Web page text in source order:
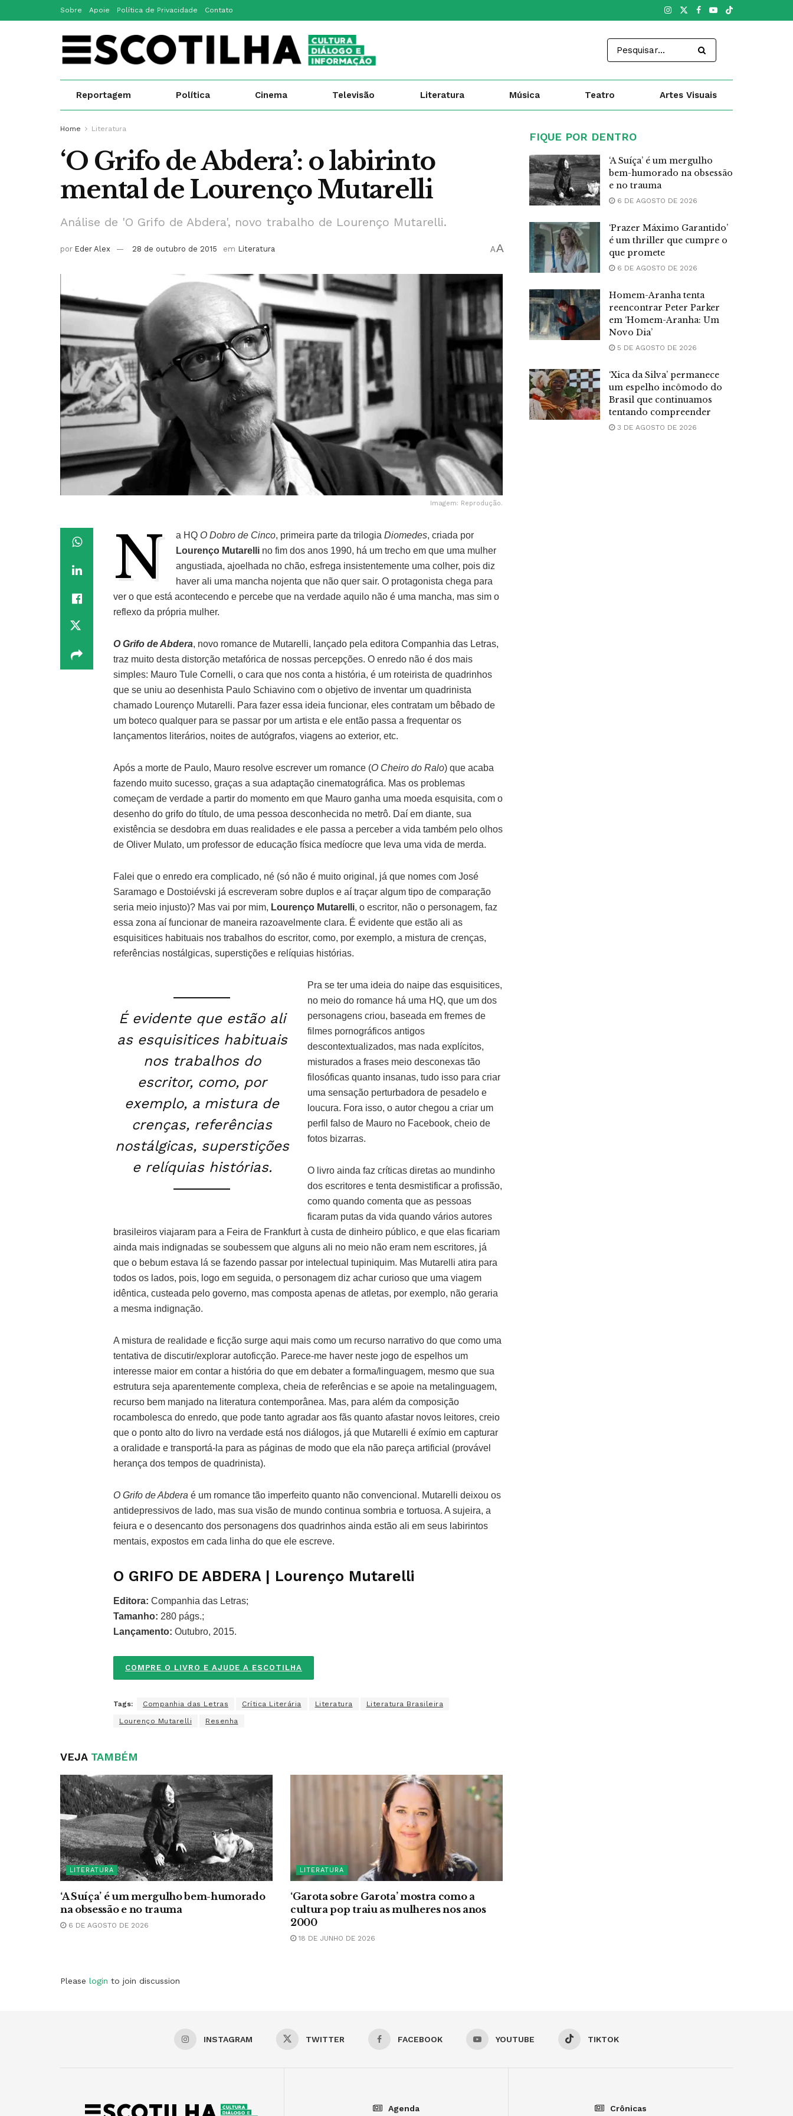
Sobre Apoie Política de Privacidade Contato
Reportagem Política Cinema Televisão Literatura Música Teatro Artes Visuais
Home Literatura
‘O Grifo de Abdera’: o labirinto
mental de Lourenço Mutarelli
Análise de 'O Grifo de Abdera', novo trabalho de Lourenço Mutarelli.
por Eder Alex 28 de outubro de 2015 em Literatura AA
Imagem: Reprodução.
N a HQ O Dobro de Cinco, primeira parte da trilogiaDiomedes, criada por
Lourenço Mutarelli no fim dos anos 1990, há um trecho em que uma mulher
angustiada, ajoelhada no chão, esfrega insistentemente uma colher, pois diz
haver ali uma mancha nojenta que não quer sair. O protagonista chega para
ver o que está acontecendo e percebe que na verdade aquilo não é uma mancha, mas sim o
reflexo da própria mulher.
O Grifo de Abdera, novo romance de Mutarelli, lançado pela editora Companhia das Letras,
traz muito desta distorção metafórica de nossas percepções. O enredo não é dos mais
simples: Mauro Tule Cornelli, o cara que nos conta a história, é um roteirista de quadrinhos
que se uniu ao desenhista Paulo Schiavino com o objetivo de inventar um quadrinista
chamado Lourenço Mutarelli. Para fazer essa ideia funcionar, eles contratam um bêbado de
um boteco qualquer para se passar por um artista e ele então passa a frequentar os
lançamentos literários, noites de autógrafos, viagens ao exterior, etc.
Após a morte de Paulo, Mauro resolve escrever um romance (O Cheiro do Ralo) que acaba
fazendo muito sucesso, graças a sua adaptação cinematográfica. Mas os problemas
começam de verdade a partir do momento em que Mauro ganha uma moeda esquisita, com o
desenho do grifo do título, de uma pessoa desconhecida no metrô. Daí em diante, sua
existência se desdobra em duas realidades e ele passa a perceber a vida também pelo olhos
de Oliver Mulato, um professor de educação física medíocre que leva uma vida de merda.
Falei que o enredo era complicado, né (só não é muito original, já que nomes com José
Saramago e Dostoiévski já escreveram sobre duplos e aí traçar algum tipo de comparação
seria meio injusto)? Mas vai por mim, Lourenço Mutarelli, o escritor, não o personagem, faz
essa zona aí funcionar de maneira razoavelmente clara. É evidente que estão ali as
esquisitices habituais nos trabalhos do escritor, como, por exemplo, a mistura de crenças,
referências nostálgicas, superstições e relíquias histórias.
É evidente que estão ali
as esquisitices habituais
nos trabalhos do
escritor, como, por
exemplo, a mistura de
crenças, referências
nostálgicas, superstições
e relíquias histórias.
Pra se ter uma ideia do naipe das esquisitices,
no meio do romance há uma HQ, que um dos
personagens criou, baseada em fremes de
filmes pornográficos antigos
descontextualizados, mas nada explícitos,
misturados a frases meio desconexas tão
filosóficas quanto insanas, tudo isso para criar
uma sensação perturbadora de pesadelo e
loucura. Fora isso, o autor chegou a criar um
perfil falso de Mauro no Facebook, cheio de
fotos bizarras.
O livro ainda faz críticas diretas ao mundinho
dos escritores e tenta desmistificar a profissão,
como quando comenta que as pessoas
ficaram putas da vida quando vários autores
brasileiros viajaram para a Feira de Frankfurt à custa de dinheiro público, e que elas ficariam
ainda mais indignadas se soubessem que alguns ali no meio não eram nem escritores, já
que o bebum estava lá se fazendo passar por intelectual tupiniquim. Mas Mutarelli atira para
todos os lados, pois, logo em seguida, o personagem diz achar curioso que uma viagem
idêntica, custeada pelo governo, mas composta apenas de atletas, por exemplo, não geraria
a mesma indignação.
A mistura de realidade e ficção surge aqui mais como um recurso narrativo do que como uma
tentativa de discutir/explorar autoficção. Parece-me haver neste jogo de espelhos um
interesse maior em contar a história do que em debater a forma/linguagem, mesmo que sua
estrutura seja aparentemente complexa, cheia de referências e se apoie na metalinguagem,
recurso bem manjado na literatura contemporânea. Mas, para além da composição
rocambolesca do enredo, que pode tanto agradar aos fãs quanto afastar novos leitores, creio
que o ponto alto do livro na verdade está nos diálogos, já que Mutarelli é exímio em capturar
a oralidade e transportá-la para as páginas de modo que ela não pareça artificial (provável
herança dos tempos de quadrinista).
O Grifo de Abdera é um romance tão imperfeito quanto não convencional. Mutarelli deixou os
antidepressivos de lado, mas sua visão de mundo continua sombria e tortuosa. A sujeira, a
feiura e o desencanto dos personagens dos quadrinhos ainda estão ali em seus labirintos
mentais, expostos em cada linha do que ele escreve.
O GRIFO DE ABDERA | Lourenço Mutarelli
Editora: Companhia das Letras;
Tamanho: 280 págs.;
Lançamento: Outubro, 2015.
COMPRE O LIVRO E AJUDE A ESCOTILHA
Tags: Companhia das Letras Crítica Literária Literatura Literatura Brasileira
Lourenço Mutarelli Resenha
VEJATAMBÉM
LITERATURA
‘A Suíça’ é um mergulho bem-humorado
na obsessão e no trauma
6 DE AGOSTO DE 2026
LITERATURA
‘Garota sobre Garota’ mostra como a
cultura pop traiu as mulheres nos anos
2000
18 DE JUNHO DE 2026
Please login to join discussion
FIQUE POR DENTRO
‘A Suíça’ é um mergulho
bem-humorado na obsessão
e no trauma
6 DE AGOSTO DE 2026
‘Prazer Máximo Garantido’
é um thriller que cumpre o
que promete
6 DE AGOSTO DE 2026
Homem-Aranha tenta
reencontrar Peter Parker
em ‘Homem-Aranha: Um
Novo Dia’
5 DE AGOSTO DE 2026
‘Xica da Silva’ permanece
um espelho incômodo do
Brasil que continuamos
tentando compreender
3 DE AGOSTO DE 2026
INSTAGRAM TWITTER FACEBOOK YOUTUBE TIKTOK
Agenda Crônicas